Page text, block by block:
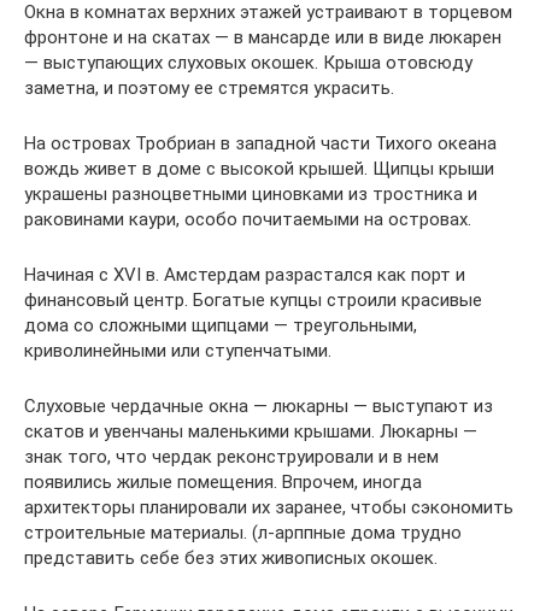
Окна в комнатах верхних этажей устраивают в торцевом
фронтоне и на скатах — в мансарде или в виде люкарен
— выступающих слуховых окошек. Крыша отовсюду
заметна, и поэтому ее стремятся украсить.
На островах Тробриан в западной части Тихого океана
вождь живет в доме с высокой крышей. Щипцы крыши
украшены разноцветными циновками из тростника и
раковинами каури, особо почитаемыми на островах.
Начиная с XVI в. Амстердам разрастался как порт и
финансовый центр. Богатые купцы строили красивые
дома со сложными щипцами — треугольными,
криволинейными или ступенчатыми.
Слуховые чердачные окна — люкарны — выступают из
скатов и увенчаны маленькими крышами. Люкарны —
знак того, что чердак реконструировали и в нем
появились жилые помещения. Впрочем, иногда
архитекторы планировали их заранее, чтобы сэкономить
строительные материалы. (л-арппные дома трудно
представить себе без этих живописных окошек.